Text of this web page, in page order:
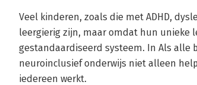
Veel kinderen, zoals die met ADHD,
leergierig zijn, maar omdat hun unieke
gestandaardiseerd systeem. In Als alle
neuroinclusief onderwijs niet alleen
iedereen werkt.